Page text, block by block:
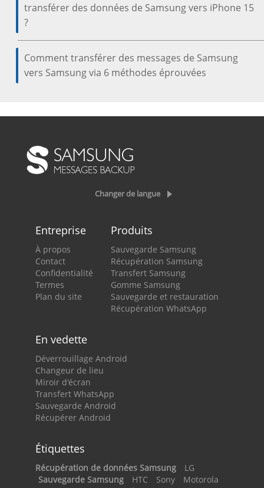
transférer des données de Samsung vers iPhone 15
?
Comment transférer des messages de Samsung
vers Samsung via 6 méthodes éprouvées
Changer de langue
Entreprise
À propos
Contact
Confidentialité
Termes
Plan du site
Produits
Sauvegarde Samsung
Récupération Samsung
Transfert Samsung
Gomme Samsung
Sauvegarde et restauration
Récupération WhatsApp
En vedette
Déverrouillage Android
Changeur de lieu
Miroir d'écran
Transfert WhatsApp
Sauvegarde Android
Récupérer Android
Étiquettes
Récupération de données Samsung
LG
Sauvegarde Samsung
HTC Sony
Motorola